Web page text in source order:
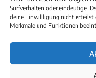
Surfverhalten oder eindeutige
deine Einwillligung nicht erteilst
Merkmale und Funktionen
Schiffsverkehr